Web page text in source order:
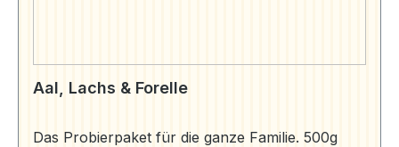
Aal, Lachs & Forelle
Das Probierpaket für die ganze Familie. 500g